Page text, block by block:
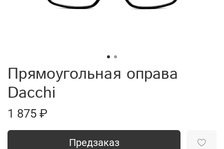
Прямоугольная оправа
Dacchi
1 875 ₽
Предзаказ